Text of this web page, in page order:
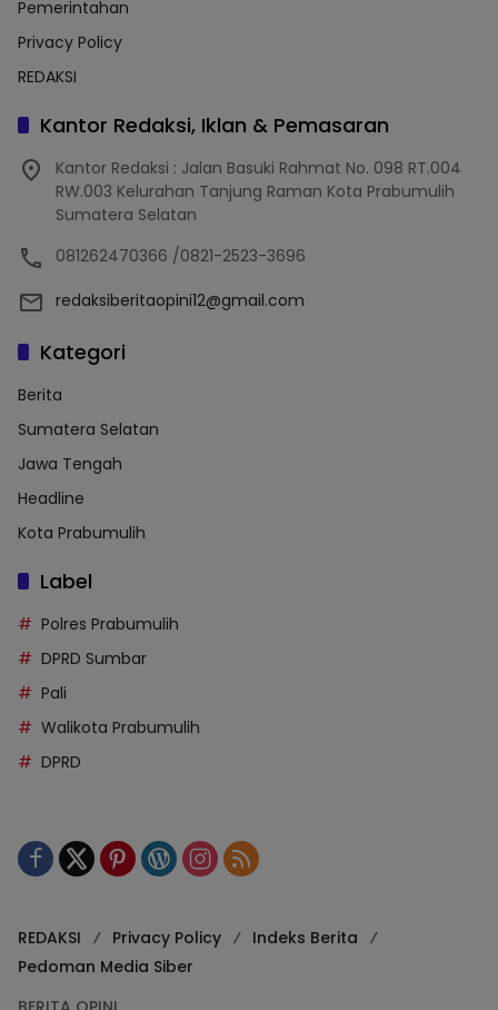
Pemerintahan
Privacy Policy
REDAKSI
Kantor Redaksi, Iklan & Pemasaran
Kantor Redaksi : Jalan Basuki Rahmat No. 098 RT.004
RW.003 Kelurahan Tanjung Raman Kota Prabumulih
Sumatera Selatan
081262470366 /0821-2523-3696
redaksiberitaopini12@gmail.com
Kategori
Berita
Sumatera Selatan
Jawa Tengah
Headline
Kota Prabumulih
Label
Polres Prabumulih
DPRD Sumbar
Pali
Walikota Prabumulih
DPRD
REDAKSI Privacy Policy
Indeks Berita
Pedoman Media Siber